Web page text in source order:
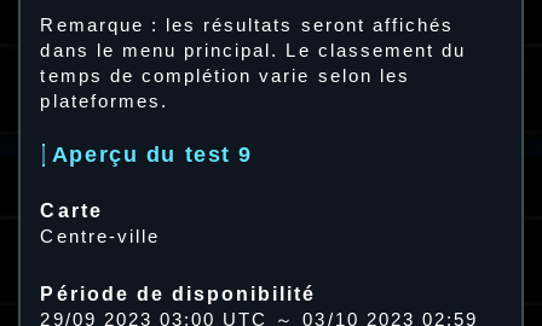
Remarque : les résultats seront affichés
dans le menu principal. Le classement du
temps de complétion varie selon les
plateformes.
Aperçu du test 9
Carte
Centre-ville
Période de disponibilité
29/09 2023 03:00 UTC ～ 03/10 2023 02:59